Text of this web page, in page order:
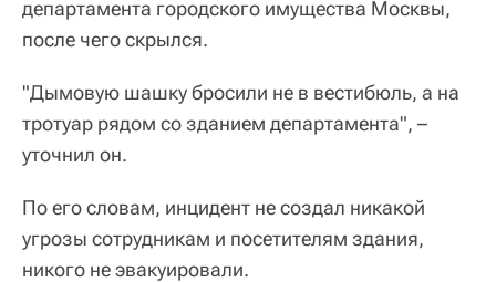
департамента городского имущества Москвы,
после чего скрылся.
"Дымовую шашку бросили не в вестибюль, а на
тротуар рядом со зданием департамента", –
уточнил он.
По его словам, инцидент не создал никакой
угрозы сотрудникам и посетителям здания,
никого не эвакуировали.